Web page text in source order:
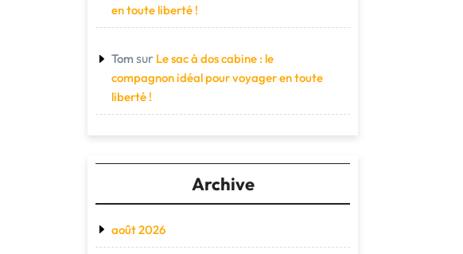
en toute liberté !
Tom sur Le sac à dos cabine : le
compagnon idéal pour voyager en toute
liberté !
Archive
août 2026